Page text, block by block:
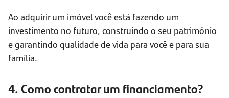
Ao adquirir um imóvel você está fazendo um
investimento no futuro, construindo o seu patrimônio
e garantindo qualidade de vida para você e para sua
família.
4. Como contratar um financiamento?